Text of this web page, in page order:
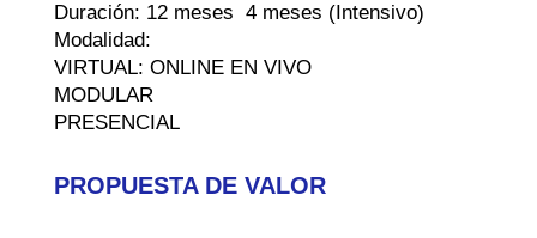
Duración: 12 meses 4 meses (Intensivo)
Modalidad:
VIRTUAL: ONLINE EN VIVO
MODULAR
PRESENCIAL
PROPUESTA DE VALOR